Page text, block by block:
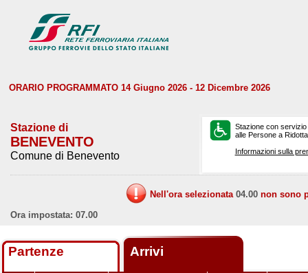
ORARIO PROGRAMMATO 14 Giugno 2026 - 12 Dicembre 2026
Stazione di
BENEVENTO
Comune di Benevento
Stazione con
alle Persone a
Informazioni sulla
Nell'ora selezionata 04.00 non sono
Ora impostata: 07.00
Partenze Arrivi